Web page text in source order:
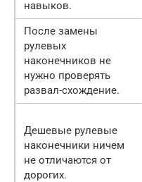
навыков.
После замены
рулевых
наконечников не
нужно проверять
развал-схождение.
Дешевые рулевые
наконечники ничем
не отличаются от
дорогих.